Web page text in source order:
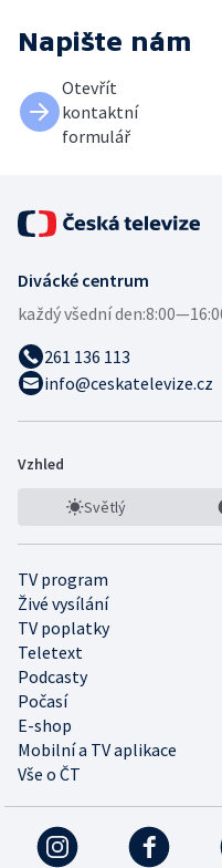
Napište nám
Otevřít
kontaktní
formulář
Divácké centrum
každý všední den:
261 136 113
info@ceskatelevize.cz
Vzhled
Světlý
TV program
Živé vysílání
TV poplatky
Teletext
Podcasty
Počasí
E-shop
Mobilní a TV aplikace
Vše o ČT